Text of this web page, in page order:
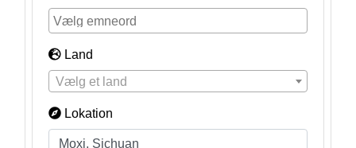
Land
Vælg et land
Lokation